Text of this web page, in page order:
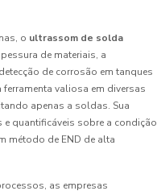
o ultrassom de solda
de materiais, a
de corrosão em tanques
valiosa em diversas
apenas a soldas. Sua
quantificáveis sobre a condição
método de END de alta
as empresas